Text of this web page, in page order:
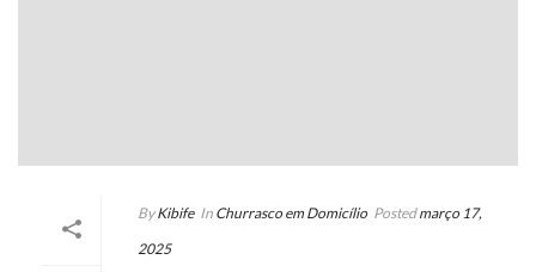
By Kibife In Churrasco em Domicílio Posted março 17,
2025